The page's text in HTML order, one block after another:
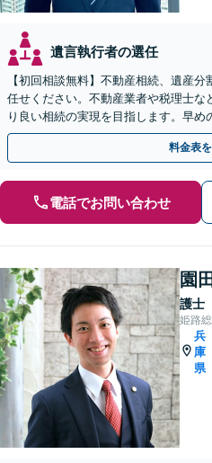
遺言執行者の選任
【初回相談無料】不動産相続、遺産
任せください。不動産業者や税理士な
り良い相続の実現を目指します。早め
なります【夜間／休日相談可】
料金表
電話でお問い合わせ
園
護士
姫路
兵
庫
県